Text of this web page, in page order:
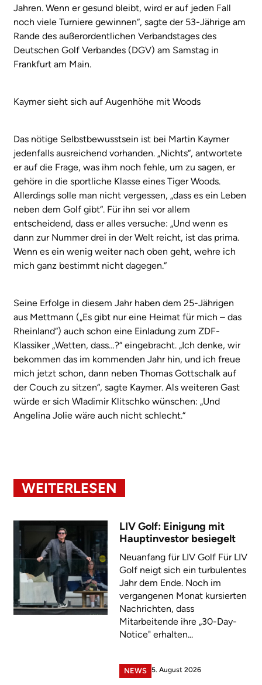
Jahren. Wenn er gesund bleibt, wird er auf jeden Fall
noch viele Turniere gewinnen“, sagte der 53-Jährige am
Rande des außerordentlichen Verbandstages des
Deutschen Golf Verbandes (DGV) am Samstag in
Frankfurt am Main.
Kaymer sieht sich auf Augenhöhe mit Woods
Das nötige Selbstbewusstsein ist bei Martin Kaymer
jedenfalls ausreichend vorhanden. „Nichts“, antwortete
er auf die Frage, was ihm noch fehle, um zu sagen, er
gehöre in die sportliche Klasse eines Tiger Woods.
Allerdings solle man nicht vergessen, „dass es ein Leben
neben dem Golf gibt“. Für ihn sei vor allem
entscheidend, dass er alles versuche: „Und wenn es
dann zur Nummer drei in der Welt reicht, ist das prima.
Wenn es ein wenig weiter nach oben geht, wehre ich
mich ganz bestimmt nicht dagegen.“
Seine Erfolge in diesem Jahr haben dem 25-Jährigen
aus Mettmann („Es gibt nur eine Heimat für mich – das
Rheinland“) auch schon eine Einladung zum ZDF-
Klassiker „Wetten, dass…?“ eingebracht. „Ich denke, wir
bekommen das im kommenden Jahr hin, und ich freue
mich jetzt schon, dann neben Thomas Gottschalk auf
der Couch zu sitzen“, sagte Kaymer. Als weiteren Gast
würde er sich Wladimir Klitschko wünschen: „Und
Angelina Jolie wäre auch nicht schlecht.“
WEITERLESEN
LIV Golf: Einigung mit
Hauptinvestor besiegelt
Neuanfang für LIV Golf Für LIV
Golf neigt sich ein turbulentes
Jahr dem Ende. Noch im
vergangenen Monat kursierten
Nachrichten, dass
Mitarbeitende ihre „30-Day-
Notice" erhalten...
NEWS 5. August 2026